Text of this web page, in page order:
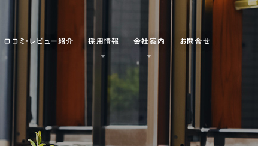
口コミ・レビュー紹介 採用情報 会社案内 お問合せ